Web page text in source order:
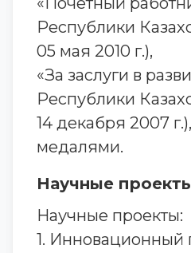
Республики
05 мая 2010 г.),
«За заслуги в
Республики
14 декабря 2007
медалями.
Научные
Научные проекты:
1. Инновационный